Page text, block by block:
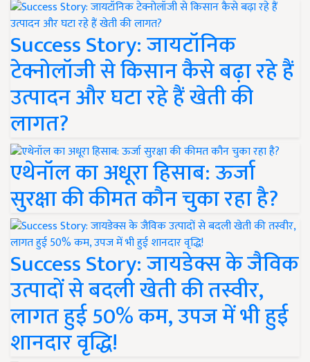
Success Story: जायटॉनिक
टेक्नोलॉजी से किसान कैसे बढ़ा रहे हैं
उत्पादन और घटा रहे हैं खेती की
लागत?
एथेनॉल का अधूरा हिसाब: ऊर्जा
सुरक्षा की कीमत कौन चुका रहा है?
Success Story: जायडेक्स के जैविक
उत्पादों से बदली खेती की तस्वीर,
लागत हुई 50% कम, उपज में भी हुई
शानदार वृद्धि!